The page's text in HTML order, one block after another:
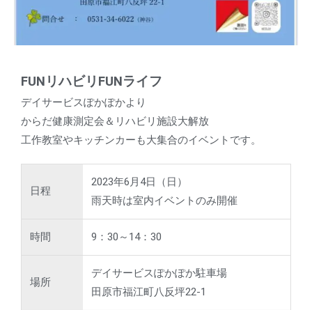
FUNリハビリFUNライフ
デイサービスぽかぽかより
からだ健康測定会＆リハビリ施設大解放
工作教室やキッチンカーも大集合のイベントです。
日程
2023年6月4日（日）
雨天時は室内イベントのみ開催
時間 9：30～14：30
場所
デイサービスぽかぽか駐車場
田原市福江町八反坪22-1